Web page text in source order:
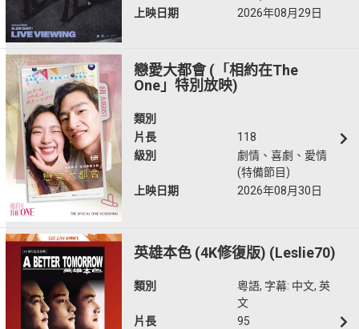
上映日期
2026年08月29日
戀愛大都會 (「相約在The
One」特別放映)
類別
片長
118
級別
劇情、喜劇、愛情
(特備節目)
上映日期
2026年08月30日
英雄本色 (4K修復版) (Leslie70)
類別
粵語, 字幕: 中文, 英
文
片長
95